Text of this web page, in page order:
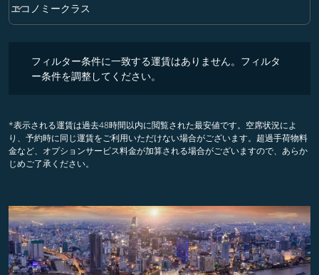
クラス option エコノミークラス Selected
エコノミークラス
keyboard_arrow_down
フィルター条件に一致する運賃はありません。フィルタ
ー条件を調整してください。
*表示される運賃は過去48時間以内に閲覧された最安値です。空席状況によ
り、予約時に同じ運賃をご利用いただけない場合がございます。超過手荷物料
金など、オプションサービス料金が加算される場合がございますので、あらか
じめご了承ください。